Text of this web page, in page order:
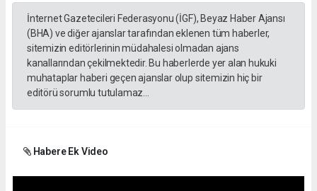
İnternet Gazetecileri Federasyonu (İGF), Beyaz Haber Ajansı
(BHA) ve diğer ajanslar tarafından eklenen tüm haberler,
sitemizin editörlerinin müdahalesi olmadan ajans
kanallarından çekilmektedir. Bu haberlerde yer alan hukuki
muhataplar haberi geçen ajanslar olup sitemizin hiç bir
editörü sorumlu tutulamaz...
Habere Ek Video